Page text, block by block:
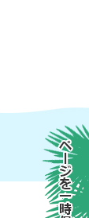
ページを一時保存する